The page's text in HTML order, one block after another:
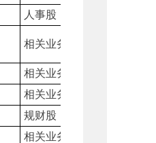
人事股
相关业务股室
相关业务股室
相关业务股室
规财股
相关业务股室